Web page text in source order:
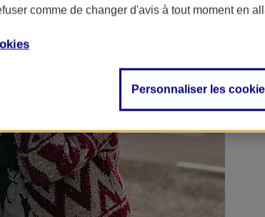
comme de changer d'avis à tout moment en
Personnaliser les